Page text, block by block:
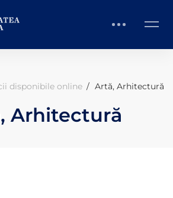
disponibile online
Artă, Arhitectură
Arhitectură